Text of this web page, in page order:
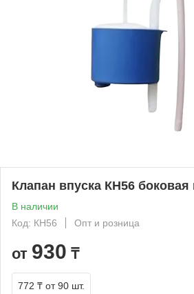
Клапан впуска КН56
В наличии
Код: КН56
Опт и розница
от 930 ₸
772 ₸ от 90 шт.